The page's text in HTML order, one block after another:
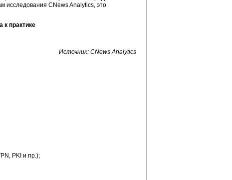
исследования CNews Analytics, это
к практике
Источник: CNews Analytics
PKI и пр.);